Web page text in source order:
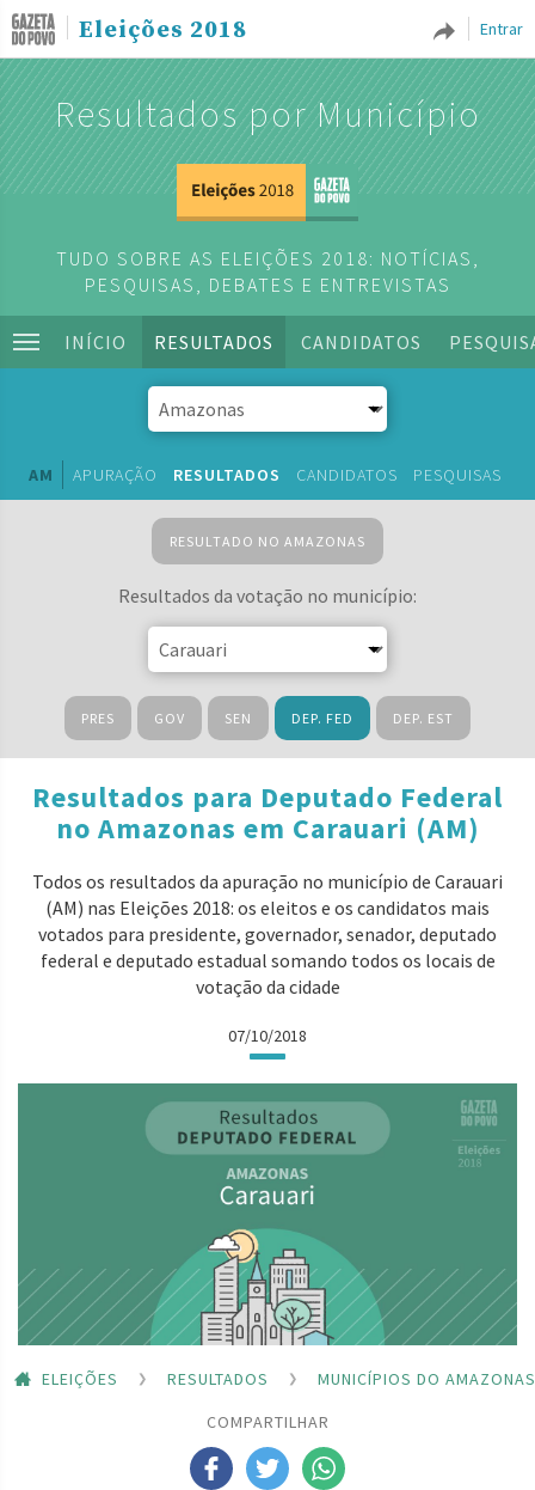
Entrar
Eleições 2018
Resultados por Município
TUDO SOBRE AS ELEIÇÕES 2018: NOTÍCIAS,
PESQUISAS, DEBATES E ENTREVISTAS
INÍCIO RESULTADOS CANDIDATOS
AM APURAÇÃO RESULTADOS CANDIDATOS PESQUISAS
RESULTADO NO AMAZONAS
Resultados da votação no município:
PRES GOV SEN DEP. FED DEP. EST
Resultados para Deputado Federal
no Amazonas em Carauari (AM)
Todos os resultados da apuração no município de Carauari
(AM) nas Eleições 2018: os eleitos e os candidatos mais
votados para presidente, governador, senador, deputado
federal e deputado estadual somando todos os locais de
votação da cidade
07/10/2018
ELEIÇÕES RESULTADOS
MUNICÍPIOS DO AMAZONAS
COMPARTILHAR